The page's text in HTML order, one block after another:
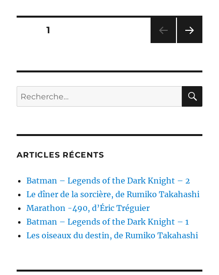
d’Adrian
Tchaikovsky
Pagination
publications
PAGE1
ANT
E
Recherche
pour :
ARTICLES RÉCENTS
Batman – Legends of the Dark Knight – 2
Le dîner de la sorcière, de Rumiko Takahashi
Marathon -490, d’Éric Tréguier
Batman – Legends of the Dark Knight – 1
Les oiseaux du destin, de Rumiko Takahashi